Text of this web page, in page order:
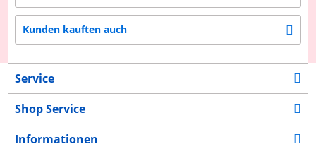
Kunden kauften auch
Service
Shop Service
Informationen